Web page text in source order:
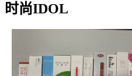
时尚IDOL